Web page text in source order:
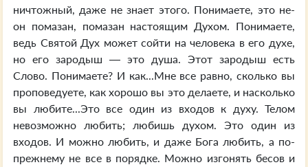
ничтожный, даже не знает этого. Понимаете, это не-
он помазан, помазан настоящим Духом. Понимаете,
ведь Святой Дух может сойти на человека в его духе,
но его зародыш — это душа. Этот зародыш есть
Слово. Понимаете? И как...Мне все равно, сколько вы
проповедуете, как хорошо вы это делаете, и насколько
вы любите...Это все один из входов к духу. Телом
невозможно любить; любишь духом. Это один из
входов. И можно любить, и даже Бога любить, а по-
прежнему не все в порядке. Можно изгонять бесов и